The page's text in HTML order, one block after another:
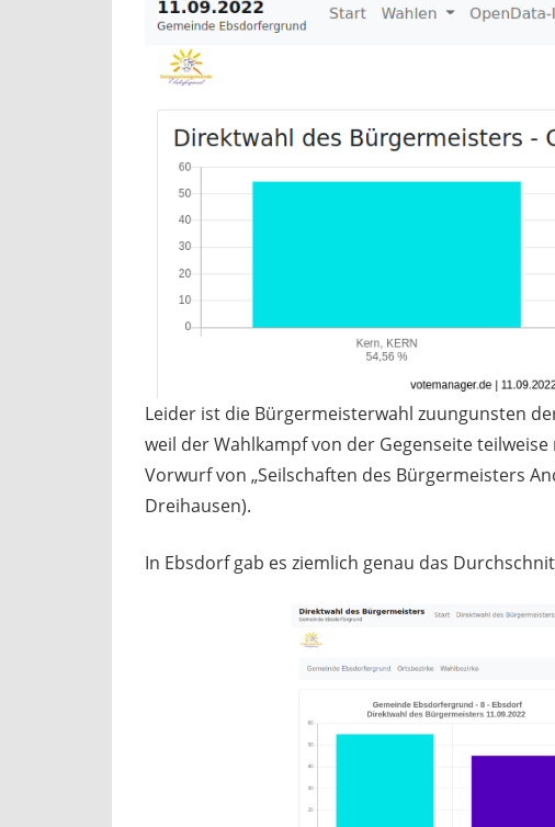
Leider ist die Bürgermeisterwahl zuungunsten
weil der Wahlkampf von der Gegenseite
Vorwurf von „Seilschaften des Bürgermeisters
Dreihausen).
In Ebsdorf gab es ziemlich genau das